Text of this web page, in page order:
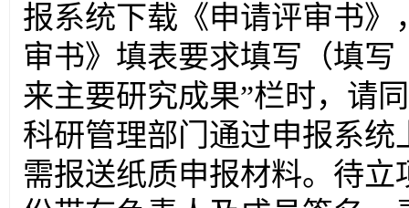
报系统下载《申请评审书
审书》填表要求填写（填
来主要研究成果”栏时，请
科研管理部门通过申报系
需报送纸质申报材料。待